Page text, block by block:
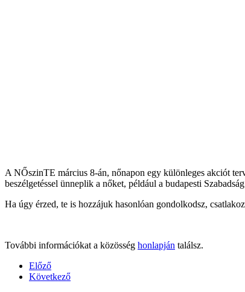
A NŐszinTE március 8-án, nőnapon egy különleges akciót
beszélgetéssel ünneplik a nőket, például a budapesti
Ha úgy érzed, te is hozzájuk hasonlóan gondolkodsz,
További információkat a közösség honlapján találsz.
Előző
Következő